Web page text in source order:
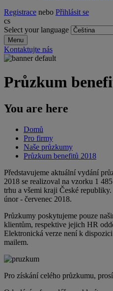
Registrace nebo Přihlásit se
cs
Select your language
Menu
Kontaktujte nás
Průzkum
You are here
Domů
Pro firmy
Naše průzkumy
Průzkum benefitů 2018
Představujeme aktuální vydání
2018 se realizoval na vzorku 1
trhu a všemi kraji České
únor - červenec 2018.
Průzkumy poskytujeme pouze
klientům, respektive jejich HR
Elektronická verze není k
mailem.
Pro získání celého průzkumu,